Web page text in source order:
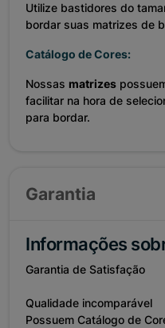
Utilize bastidores do
bordar suas matrizes de
Catálogo de Cores:
Nossas matrizes
facilitar na hora de
para bordar.
Garantia
Informações
Garantia de Satisfação
Qualidade incomparável
Possuem Catálogo de